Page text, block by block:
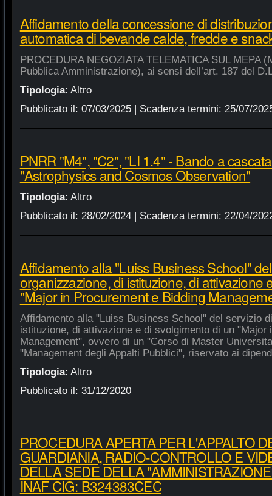
Affidamento della concessione di
automatica di bevande calde, fredde e
PROCEDURA NEGOZIATA TELEMATICA SUL MEPA
Pubblica Amministrazione), ai sensi dell’art. 187 del
Tipologia: Altro
Pubblicato il: 07/03/2025| Scadenza termini: 25/07/
PNRR "M4", "C2", "LI 1.4" - Bando a
"Astrophysics and Cosmos Observation"
Tipologia: Altro
Pubblicato il: 28/02/2024| Scadenza termini: 22/04/
Affidamento alla "Luiss Business School"
organizzazione, di istituzione, di attivazione
"Major in Procurement e Bidding
Affidamento alla "Luiss Business School" del servizio
istituzione, di attivazione e di svolgimento di un "Major
Management", ovvero di un "Corso di Master
"Management degli Appalti Pubblici", riservato ai
Tipologia: Altro
Pubblicato il: 31/12/2020
PROCEDURA APERTA PER L'APPALTO
GUARDIANIA, RADIO-CONTROLLO E
DELLA SEDE DELLA
INAF CIG: B324383CEC